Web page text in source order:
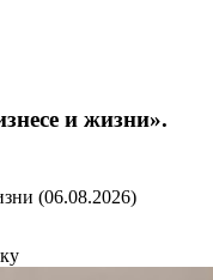
и жизни».
(06.08.2026)